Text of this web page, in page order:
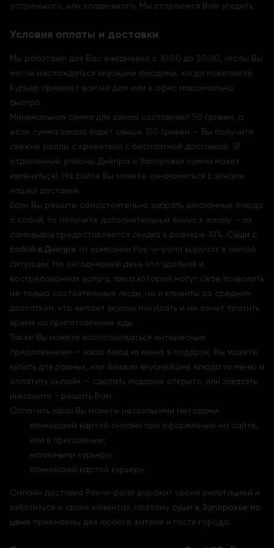
остренького, или сладенького. Мы стараемся Вам угодить.
Условия оплаты и доставки
Мы работаем для Вас ежедневно с 10:00 до 20:00, чтобы Вы
могли наслаждаться вкусными блюдами, когда пожелаете.
Курьер привезет вам на дом или в офис максимально
быстро.
Минимальная сумма для заказа составляет 50 гривен, а
если сумма заказа будет свыше 150 гривен — Вы получите
свежие роллы с креветкой с бесплатной доставкой. (В
отдаленные районы Днепра и Запорожья сумма может
изменяться). На сайте Вы можете ознакомиться с зонами
нашей доставки.
Если Вы решите самостоятельно забрать заказанные блюда
с собой, то получите дополнительный бонус к заказу — за
самовывоз предоставляется скидка в размере 10%. Суши с
собой в Днепре от компании Рок-н-ролл выручат в любой
ситуации. На сегодняшний день это удобная и
востребованная услуга, заказ которой могут себе позволить
не только состоятельные люди, но и клиенты со средним
достатком, кто желает вкусно покушать и не хочет тратить
время на приготовление еды.
Также Вы можете воспользоваться интересным
предложением — заказ блюд из меню в подарок. Вы можете
купить для родных, или близких вкуснейшие блюда из меню и
оплатить онлайн — сделать подарок открыто, или заказать
инкогнито - решать Вам.
Оплатить заказ Вы можете несколькими методами:
банковской картой онлайн при оформлении на сайте,
или в приложении;
наличными курьеру;
банковской картой курьеру.
Онлайн доставка Рок-н-ролл дорожит своей репутацией и
заботиться о своих клиентах, поэтому суши в Запорожье по
цене приемлемы для любого жителя и гостя города.